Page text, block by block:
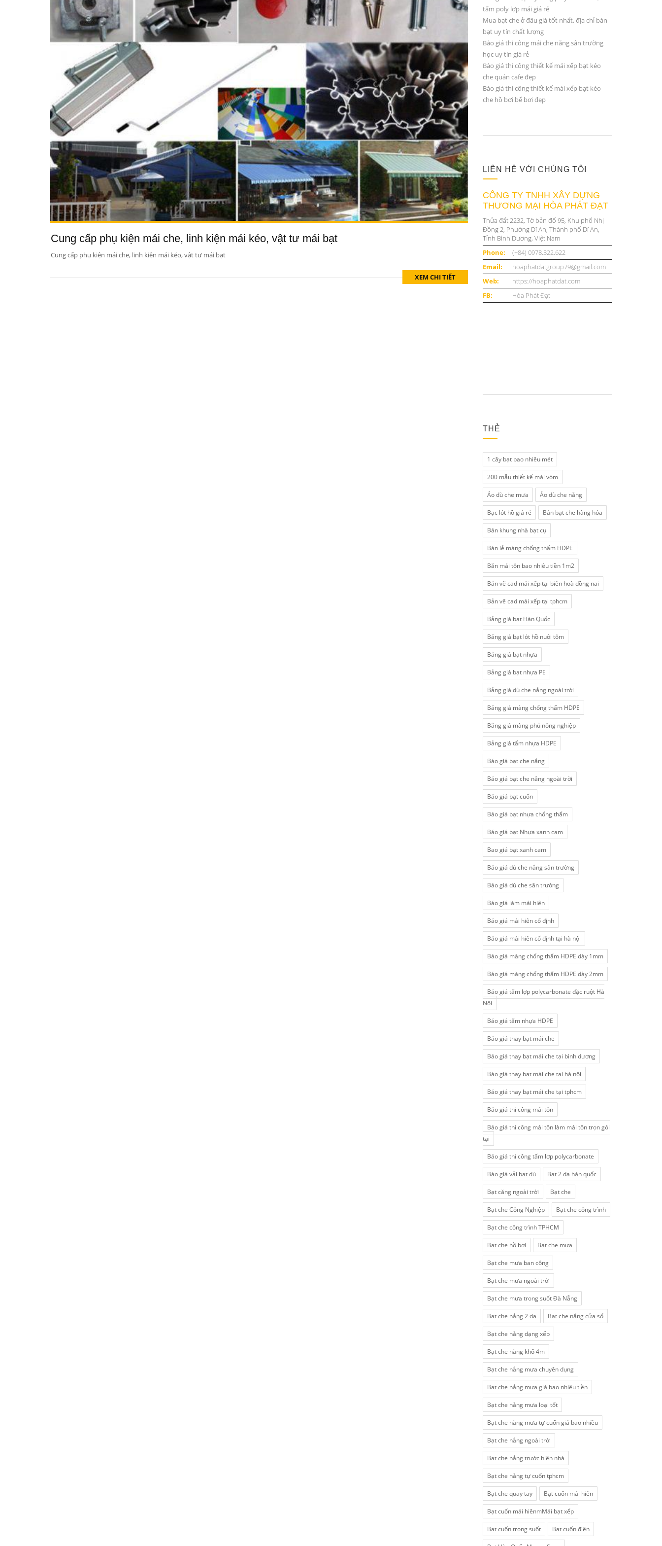
Cung cấp phụ kiện mái che, linh kiện mái kéo, vật tư mái bạt
Cung cấp phụ kiện mái che, linh kiện mái kéo, vật tư mái bạt
XEM CHI TIẾT
tấm poly lợp mái giá rẻ
Mua bạt che ở đâu giá tốt nhất, địa chỉ bán
bạt uy tín chất lượng
Báo giá thi công mái che nắng sân trường
học uy tín giá rẻ
Báo giá thi công thiết kế mái xếp bạt kéo
che quán cafe đẹp
Báo giá thi công thiết kế mái xếp bạt kéo
che hồ bơi bể bơi đẹp
LIÊN HỆ VỚI CHÚNG TÔI
CÔNG TY TNHH XÂY DỰNG
THƯƠNG MẠI HÒA PHÁT ĐẠT
Thửa đất 2232, Tờ bản đố 95, Khu phố Nhị
Đồng 2, Phường Dĩ An, Thành phố Dĩ An,
Tỉnh Bình Dương, Việt Nam
Phone:
(+84) 0978.322.622
Email:
hoaphatdatgroup79@gmail.com
Web:
https://hoaphatdat.com
FB:
Hòa Phát Đạt
THẺ
1 cây bạt bao nhiêu mét
200 mẫu thiết kế mái vòm
Áo dù che mưa Áo dù che nắng
Bạc lót hồ giá rẻ Bán bạt che hàng hóa
Bán khung nhà bạt cụ
Bán lẻ màng chống thấm HDPE
Bắn mái tôn bao nhiêu tiền 1m2
Bản vẽ cad mái xếp tại biên hoà đồng nai
Bản vẽ cad mái xếp tại tphcm
Bảng giá bạt Hàn Quốc
Bảng giá bạt lót hồ nuôi tôm
Bảng giá bạt nhựa
Bảng giá bạt nhựa PE
Bảng giá dù che nắng ngoài trời
Bảng giá màng chống thấm HDPE
Bằng giá màng phủ nông nghiệp
Bảng giá tấm nhựa HDPE
Báo giá bạt che nắng
Báo giá bạt che nắng ngoài trời
Báo giá bạt cuốn
Báo giá bạt nhựa chống thấm
Báo giá bạt Nhựa xanh cam
Bao giá bạt xanh cam
Báo giá dù che nắng sân trường
Báo giá dù che sân trường
Báo giá làm mái hiên
Báo giá mái hiên cố định
Báo giá mái hiên cố định tại hà nội
Báo giá màng chống thấm HDPE dày 1mm
Báo giá màng chống thấm HDPE dày 2mm
Báo giá tấm lợp polycarbonate đặc ruột Hà
Nội
Báo giá tấm nhựa HDPE
Báo giá thay bạt mái che
Báo giá thay bạt mái che tại bình dương
Báo giá thay bạt mái che tại hà nội
Báo giá thay bạt mái che tại tphcm
Báo giá thi công mái tôn
Báo giá thi công mái tôn làm mái tôn trọn gói
tại
Báo giá thi công tấm lợp polycarbonate
Báo giá vải bạt dù Bạt 2 da hàn quốc
Bạt căng ngoài trời Bạt che
Bạt che Công Nghiệp Bạt che công trình
Bạt che công trình TPHCM
Bạt che hồ bơi Bạt che mưa
Bạt che mưa ban công
Bạt che mưa ngoài trời
Bạt che mưa trong suốt Đà Nẵng
Bạt che nắng 2 da Bạt che nắng cửa sổ
Bạt che nắng dạng xếp
Bạt che nắng khổ 4m
Bạt che nắng mưa chuyên dụng
Bạt che nắng mưa giá bao nhiêu tiền
Bạt che nắng mưa loại tốt
Bạt che nắng mưa tự cuốn giá bao nhiều
Bạt che nắng ngoài trời
Bạt che nắng trước hiên nhà
Bạt che nắng tự cuốn tphcm
Bạt che quay tay Bạt cuốn mái hiên
Bạt cuốn mái hiênmMái bạt xếp
Bạt cuốn trong suốt Bạt cuốn điện